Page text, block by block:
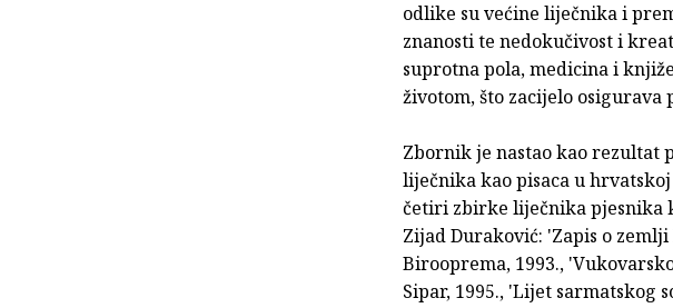
odlike su većine liječnika i
znanosti te nedokučivost i
suprotna pola, medicina i
životom, što zacijelo
Zbornik je nastao kao rezultat
liječnika kao pisaca u
četiri zbirke liječ­nika pjesnika
Zijad Duraković: 'Zapis o
Birooprema, 1993.,
Sipar, 1995., 'Lijet sarmatskog